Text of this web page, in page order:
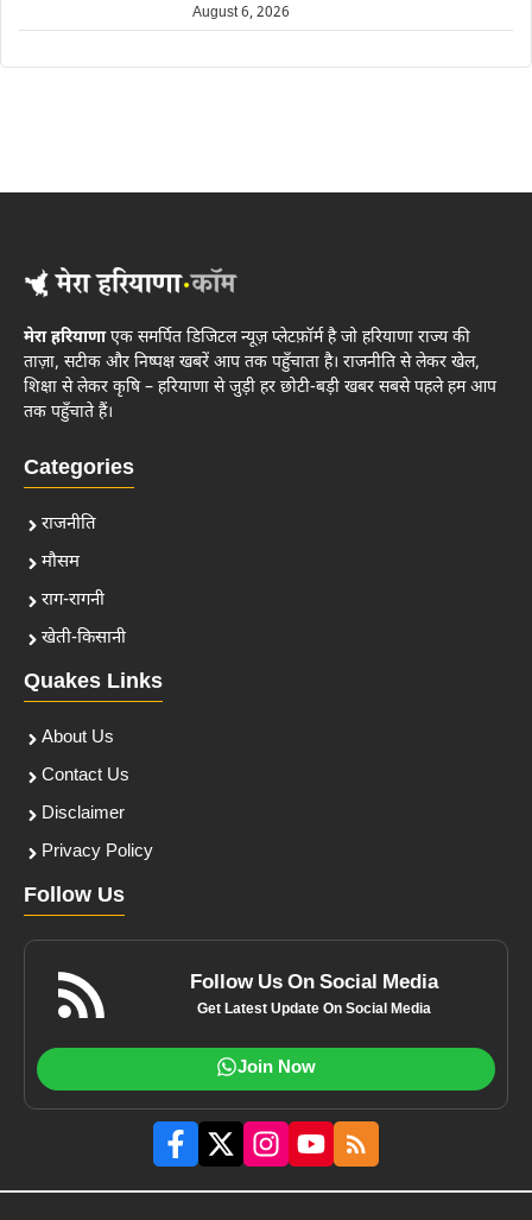
August 6, 2026
मेरा हरियाणाएक समर्पित डिजिटल न्यूज़ प्लेटफ़ॉर्म है जो हरियाणा राज्य की
ताज़ा, सटीक और निष्पक्ष खबरें आप तक पहुँचाता है। राजनीति से लेकर खेल,
शिक्षा से लेकर कृषि – हरियाणा से जुड़ी हर छोटी-बड़ी खबर सबसे पहले हम आप
तक पहुँचाते हैं।
Categories
राजनीति
मौसम
राग-रागनी
खेती-किसानी
Quakes Links
About Us
Contact Us
Disclaimer
Privacy Policy
Follow Us
Follow Us On Social Media
Get Latest Update On Social Media
Join Now